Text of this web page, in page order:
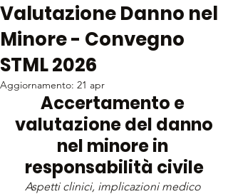
Valutazione Danno nel
Minore - Convegno
STML 2026
Aggiornamento: 21 apr
Accertamento e
valutazione del danno
nel minore in
responsabilità civile
Aspetti clinici, implicazioni medico